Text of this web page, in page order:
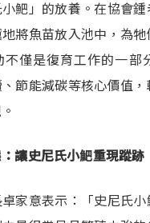
䰾」的放養。在協會
將魚苗放入池中，為
不僅是復育工作的一部
節能減碳等核心價值
讓史尼氏小䰾重現蹤跡
家意表示：「史尼氏